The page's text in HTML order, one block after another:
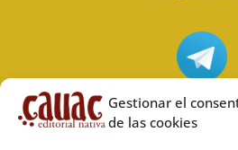
Gestionar el
de las cookies
Síguenos en